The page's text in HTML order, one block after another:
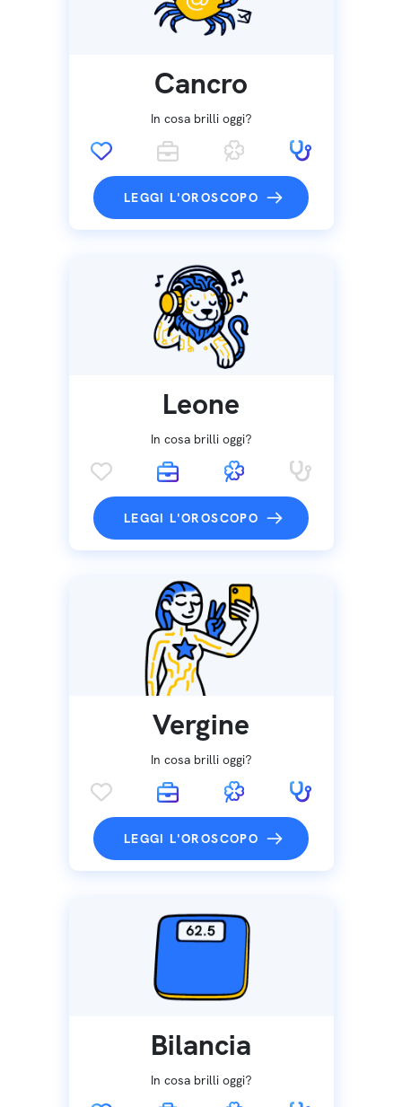
Cancro
In cosa brilli oggi?
LEGGI L'OROSCOPO
Leone
In cosa brilli oggi?
LEGGI L'OROSCOPO
Vergine
In cosa brilli oggi?
LEGGI L'OROSCOPO
Bilancia
In cosa brilli oggi?